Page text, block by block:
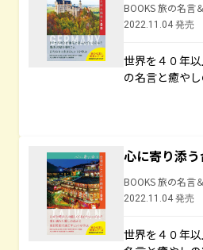
BOOKS 旅の名言
2022.11.04 発売
世界を４０年
の名言と癒や
心に寄り添
BOOKS 旅の名言
2022.11.04 発売
世界を４０年